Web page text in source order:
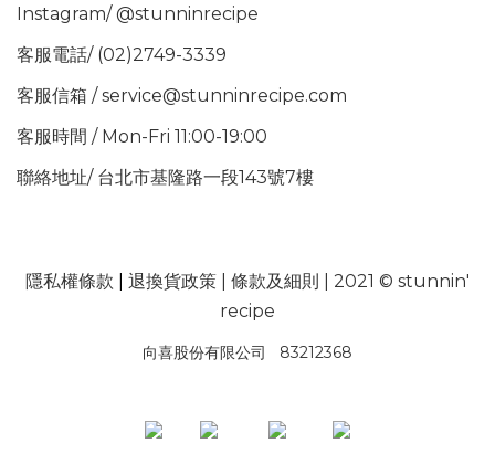
Instagram/@stunninrecipe
客服電話/ (02)2749-3339
客服信箱 / service@stunninrecipe.com
客服時間 / Mon-Fri 11:00-19:00
聯絡地址/ 台北市基隆路一段143號7樓
隱私權條款 退換貨政策 條款及細則 | 2021 © stunnin'
recipe
向喜股份有限公司 83212368